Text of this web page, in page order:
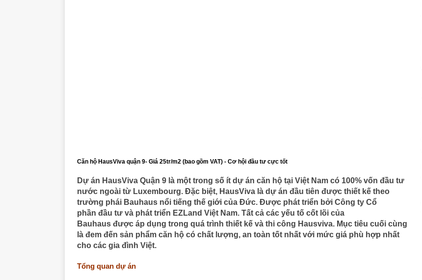
Căn hộ HausViva quận 9- Giá 25tr/m2 (bao gồm VAT) - Cơ hội đầu tư cực tốt
Dự án HausViva Quận 9 là một trong số ít dự án căn hộ tại Việt Nam có 100% vốn đầu tư
nước ngoài từ Luxembourg. Đặc biệt, HausViva là dự án đầu tiên được thiết kế theo
trường phái Bauhaus nổi tiếng thế giới của Đức. Được phát triển bởi Công ty Cổ
phần đầu tư và phát triển EZLand Việt Nam. Tất cả các yếu tố cốt lõi của
Bauhaus được áp dụng trong quá trình thiết kế và thi công Hausviva. Mục tiêu cuối cùng
là đem đến sản phẩm căn hộ có chất lượng, an toàn tốt nhất với mức giá phù hợp nhất
cho các gia đình Việt.
Tổng quan dự án